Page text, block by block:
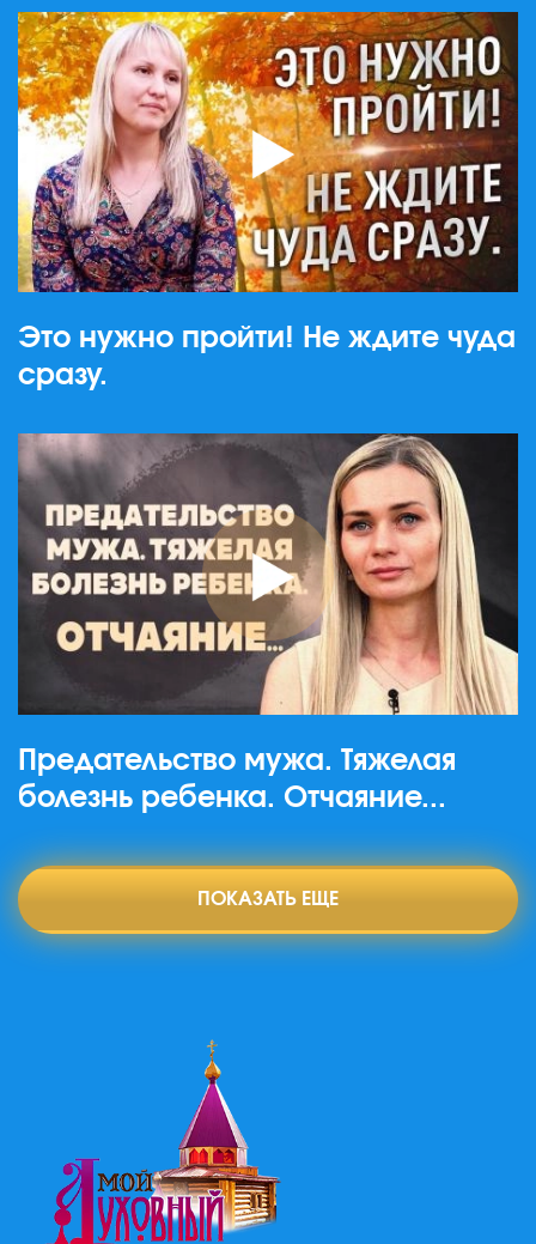
Это нужно пройти! Не ждите чуда
сразу.
Предательство мужа. Тяжелая
болезнь ребенка. Отчаяние...
ПОКАЗАТЬ ЕЩЕ